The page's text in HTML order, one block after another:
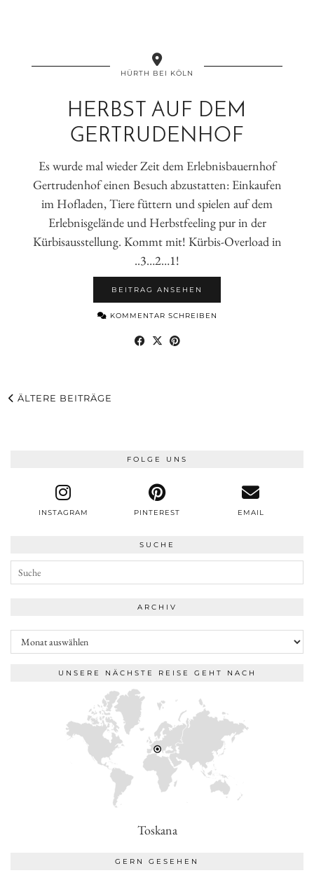
HÜRTH BEI KÖLN
HERBST AUF DEM
GERTRUDENHOF
Es wurde mal wieder Zeit dem Erlebnisbauernhof
Gertrudenhof einen Besuch abzustatten: Einkaufen
im Hofladen, Tiere füttern und spielen auf dem
Erlebnisgelände und Herbstfeeling pur in der
Kürbisausstellung. Kommt mit! Kürbis-Overload in
..3…2…1!
BEITRAG ANSEHEN
KOMMENTAR SCHREIBEN
ÄLTERE BEITRÄGE
FOLGE UNS
INSTAGRAM PINTEREST EMAIL
SUCHE
ARCHIV
Archiv
UNSERE NÄCHSTE REISE GEHT NACH
Toskana
GERN GESEHEN